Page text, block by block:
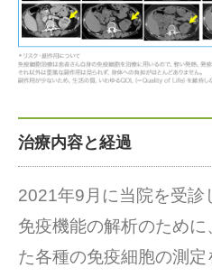
治療内容と経過
2021年9月に当院を受診
免疫機能の解析のため
た各種の免疫細胞の測